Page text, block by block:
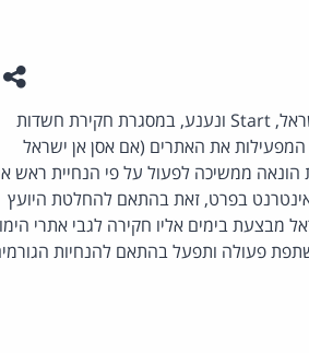
משטרת ישראל אספה אתמול מסמכים ממשרדי אתרי האינטרנט MSN ישראל, Start ונענע, במסגרת חקירת חשדות
המפעילות את האתרים (אם אסן אן ישראל
הונאה ממשיכה לפעול על פי הנחיית ראש
בפרט, זאת בהתאם להחלטת היועץ
בימים אליו חקירה לגבי אתרי
פעולה ותפעל בהתאם להנחיות